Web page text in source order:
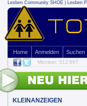
Lesben Community SHOE | Lesben
Home Anmelden Suchen
Member: 512'997
KLEINANZEIGEN